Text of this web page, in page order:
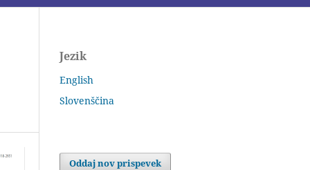
Jezik
English
Slovenščina
Oddaj nov prispevek